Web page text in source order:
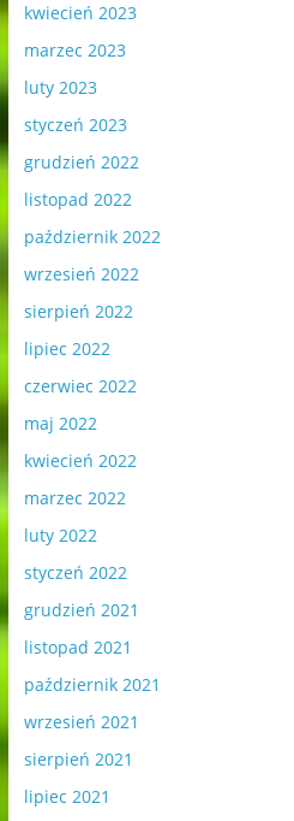
kwiecień 2023
marzec 2023
luty 2023
styczeń 2023
grudzień 2022
listopad 2022
październik 2022
wrzesień 2022
sierpień 2022
lipiec 2022
czerwiec 2022
maj 2022
kwiecień 2022
marzec 2022
luty 2022
styczeń 2022
grudzień 2021
listopad 2021
październik 2021
wrzesień 2021
sierpień 2021
lipiec 2021